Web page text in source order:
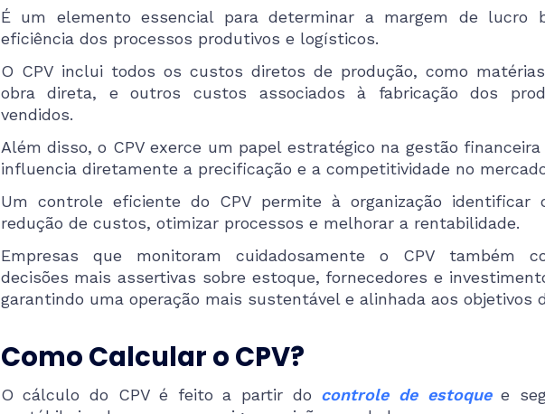
É um elemento essencial para determinar a margem de lucro
eficiência dos processos produtivos e logísticos.
O CPV inclui todos os custos diretos de produção, como
obra direta, e outros custos associados à fabricação dos
vendidos.
Além disso, o CPV exerce um papel estratégico na gestão
influencia diretamente a precificação e a competitividade no
Um controle eficiente do CPV permite à organização identificar
redução de custos, otimizar processos e melhorar a rentabilidade.
Empresas que monitoram cuidadosamente o CPV também
decisões mais assertivas sobre estoque, fornecedores e
garantindo uma operação mais sustentável e alinhada aos objetivos
Como Calcular o CPV?
O cálculo do CPV é feito a partir do controle de estoquee